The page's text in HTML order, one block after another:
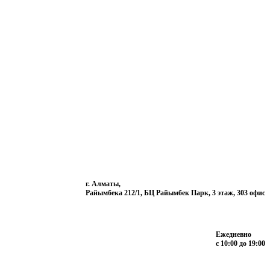
г. Алматы,
Райымбека 212/1, БЦ Райымбек Парк, 3 этаж, 303 офис
Ежедневно
с 10:00 до 19:00